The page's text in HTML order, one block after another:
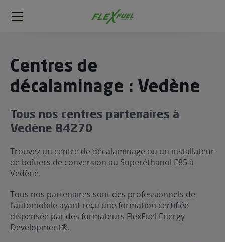
FlexFuel
Méga
du carburant avec
garagiste
Centres de
décalaminage : Vedène
Tous nos centres partenaires à
Vedène 84270
Trouvez un centre de décalaminage ou un installateur
de boîtiers de conversion au Superéthanol E85 à
Vedène.
Tous nos partenaires sont des professionnels de
l’automobile ayant reçu une formation certifiée
dispensée par des formateurs FlexFuel Energy
Development®.